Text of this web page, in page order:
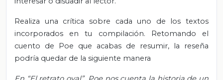
Realiza una crítica sobre cada uno de los textos
incorporados en tu compilación. Retomando el
cuento de Poe que acabas de resumir, la reseña
podría quedar de la siguiente manera